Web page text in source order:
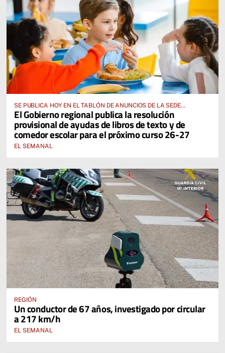
SE PUBLICA HOY EN EL TABLÓN DE ANUNCIOS DE LA SEDE
ELECTRÓNICA DE LA JUNTA DE COMUNIDADES Y EN EL PORTAL DE
EDUCACIÓN DE CASTILLA-LA MANCHA
El Gobierno regional publica la resolución
provisional de ayudas de libros de texto y de
comedor escolar para el próximo curso 26-27
EL SEMANAL
REGIÓN
Un conductor de 67 años, investigado por circular
a 217 km/h
EL SEMANAL